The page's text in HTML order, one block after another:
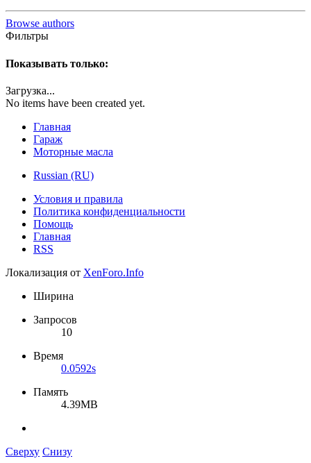
Browse authors
Фильтры
Показывать только:
Загрузка...
No items have been created yet.
Главная
Гараж
Моторные масла
Russian (RU)
Условия и правила
Политика конфиденциальности
Помощь
Главная
RSS
Локализация от XenForo.Info
Ширина
Запросов
10
Время
0.0592s
Память
4.39MB
Сверху Снизу